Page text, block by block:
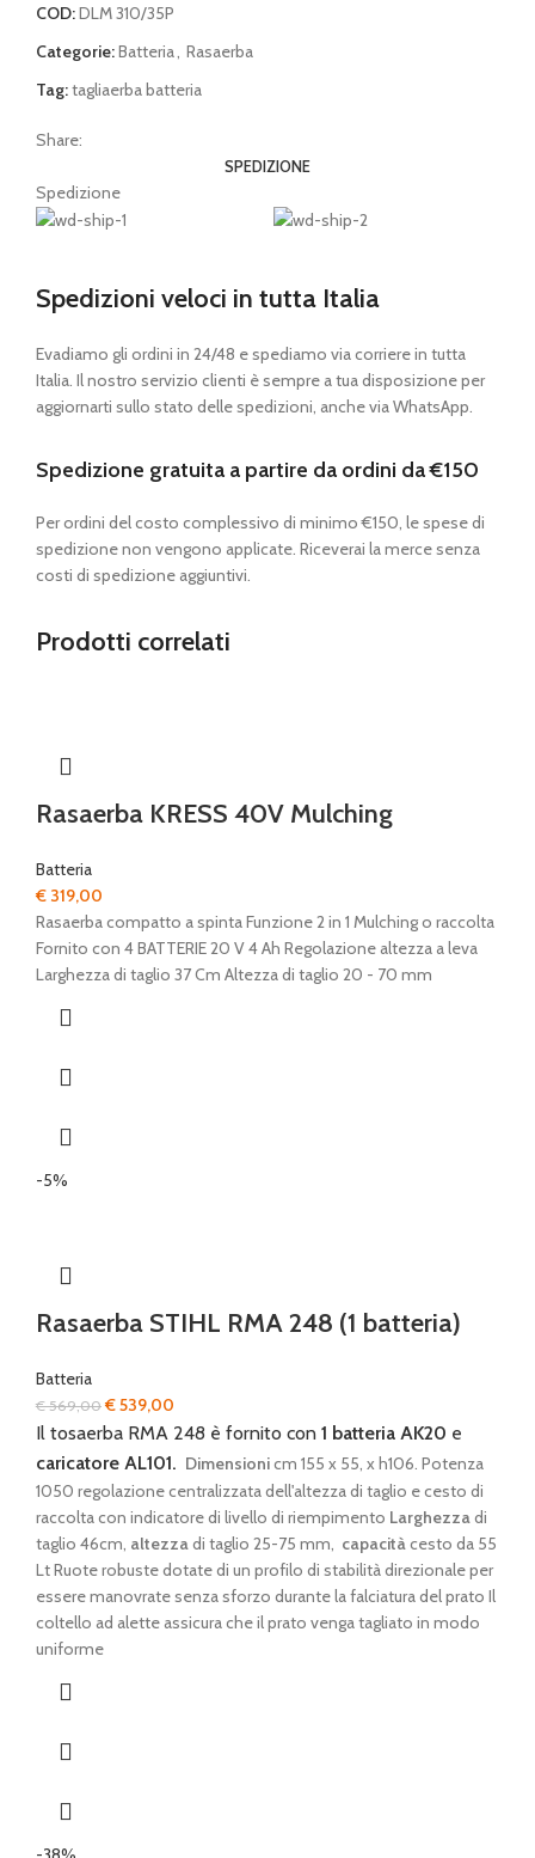
COD:DLM 310/35P
Categorie:Batteria Rasaerba
Tag:tagliaerba batteria
Share:
SPEDIZIONE
Spedizione
Spedizioni veloci in tutta Italia
Evadiamo gli ordini in 24/48 e spediamo via corriere in tutta
Italia. Il nostro servizio clienti è sempre a tua disposizione per
aggiornarti sullo stato delle spedizioni, anche via WhatsApp.
Spedizione gratuita a partire da ordini da €150
Per ordini del costo complessivo di minimo €150, le spese di
spedizione non vengono applicate. Riceverai la merce senza
costi di spedizione aggiuntivi.
Prodotti correlati
Rasaerba KRESS 40V Mulching
Batteria
€ 319,00
Rasaerba compatto a spinta Funzione 2 in 1 Mulching o raccolta
Fornito con 4 BATTERIE 20 V 4 Ah Regolazione altezza a leva
Larghezza di taglio 37 Cm Altezza di taglio 20 - 70 mm
-5%
Rasaerba STIHL RMA 248 (1 batteria)
Batteria
€569,00Il
prezzo
originale
era:
€ 569,00.
€539,00
prezzo
attuale
€ 539,00.
Il tosaerba RMA 248 è fornito con 1 batteria AK20 e
caricatore AL101. Dimensionicm 155 x 55, x h106. Potenza
1050 regolazione centralizzata dell'altezza di taglio e cesto di
raccolta con indicatore di livello di riempimento Larghezzadi
taglio 46cm, altezzadi taglio 25-75 mm, capacitàcesto da 55
Lt Ruote robuste dotate di un profilo di stabilità direzionale per
essere manovrate senza sforzo durante la falciatura del prato Il
coltello ad alette assicura che il prato venga tagliato in modo
uniforme